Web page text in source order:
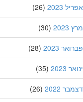
2023
(26)
(30)
2023
(28)
2023
(35)
2022
(26)